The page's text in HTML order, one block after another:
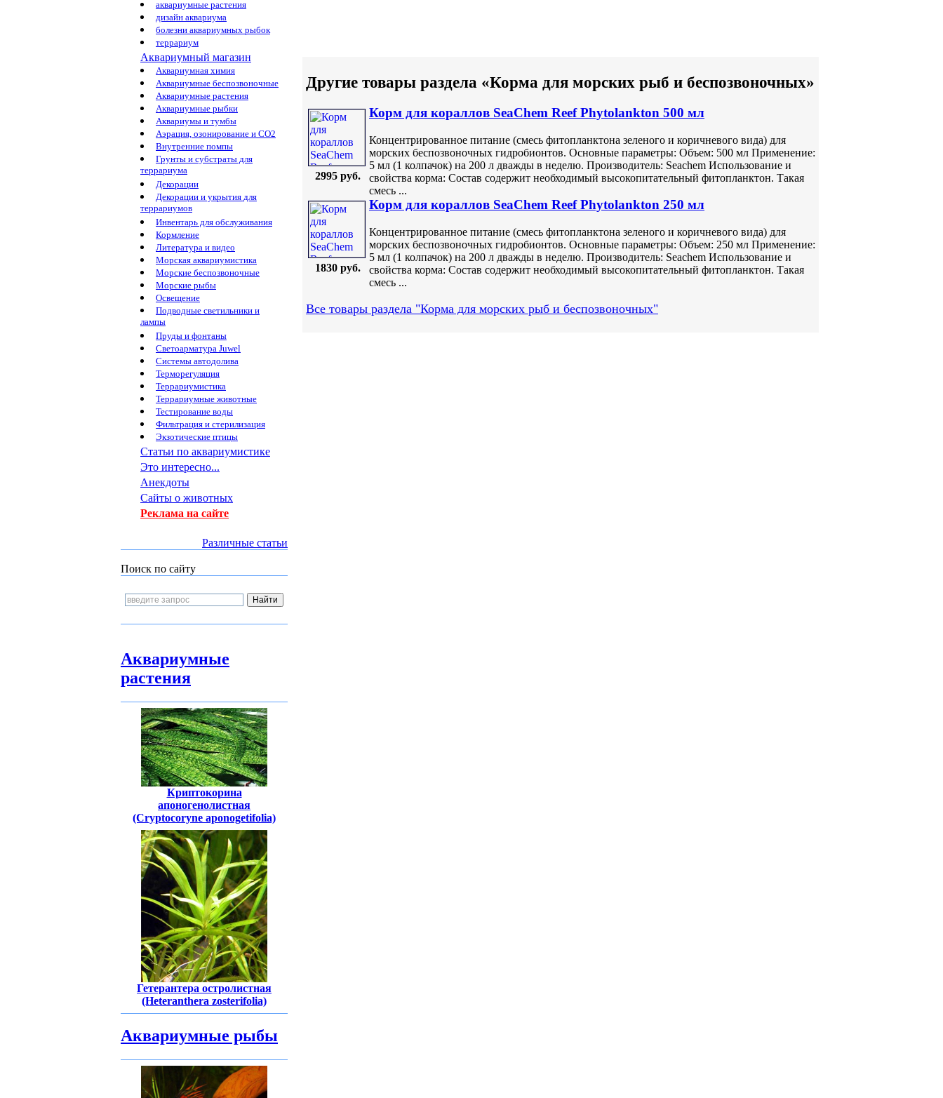
аквариумные растения
дизайн аквариума
болезни аквариумных рыбок
террариум
Аквариумный магазин
Аквариумная химия
Аквариумные беспозвоночные
Аквариумные растения
Аквариумные рыбки
Аквариумы и тумбы
Аэрация, озонирование и CO2
Внутренние помпы
Грунты и субстраты для
террариума
Декорации
Декорации и укрытия для
террариумов
Инвентарь для обслуживания
Кормление
Литература и видео
Морская аквариумистика
Морские беспозвоночные
Морские рыбы
Освещение
Подводные светильники и
лампы
Пруды и фонтаны
Светоарматура Juwel
Системы автодолива
Терморегуляция
Террариумистика
Террариумные животные
Тестирование воды
Фильтрация и стерилизация
Экзотические птицы
Статьи по аквариумистике
Это интересно...
Анекдоты
Сайты о животных
Реклама на сайте
Различные статьи
Поиск по сайту
Аквариумные
растения
Криптокорина
апоногенолистная
(Cryptocoryne aponogetifolia)
Гетерантера остролистная
(Heteranthera zosterifolia)
Аквариумные рыбы
Другие товары раздела «Корма для морских рыб и беспозвоночных»
2995 руб.
Корм для кораллов SeaChem Reef Phytolankton 500 мл
Концентрированное питание (смесь фитопланктона зеленого и коричневого вида) для
морских беспозвоночных гидробионтов. Основные параметры: Объем: 500 мл Применение:
5 мл (1 колпачок) на 200 л дважды в неделю. Производитель: Seachem Использование и
свойства корма: Состав содержит необходимый высокопитательный фитопланктон. Такая
смесь ...
1830 руб.
Корм для кораллов SeaChem Reef Phytolankton 250 мл
Концентрированное питание (смесь фитопланктона зеленого и коричневого вида) для
морских беспозвоночных гидробионтов. Основные параметры: Объем: 250 мл Применение:
5 мл (1 колпачок) на 200 л дважды в неделю. Производитель: Seachem Использование и
свойства корма: Состав содержит необходимый высокопитательный фитопланктон. Такая
смесь ...
Все товары раздела "Корма для морских рыб и беспозвоночных"